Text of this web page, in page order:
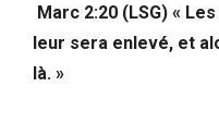
Marc 2:20 (LSG) «
leur sera enlevé, et
là. »